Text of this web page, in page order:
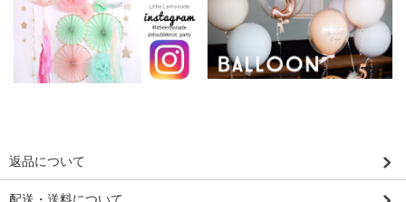
返品について
配送・送料について